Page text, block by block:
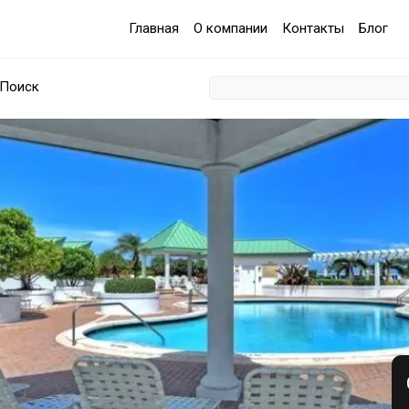
Главная О компании Контакты Блог
Поиск